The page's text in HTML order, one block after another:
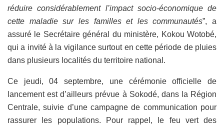
réduire considérablement l’impact socio-économique de
cette maladie sur les familles et les communautés”, a
assuré le Secrétaire général du ministère, Kokou Wotobé,
qui a invité à la vigilance surtout en cette période de pluies
dans plusieurs localités du territoire national.
Ce jeudi, 04 septembre, une cérémonie officielle de
lancement est d’ailleurs prévue à Sokodé, dans la Région
Centrale, suivie d’une campagne de communication pour
rassurer les populations. Pour rappel, le feu vert des